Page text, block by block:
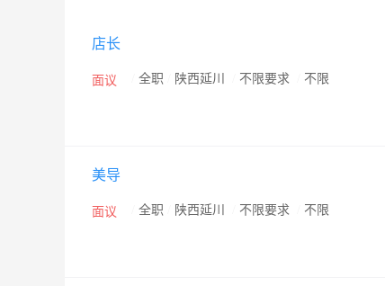
店长
面议 全职 陕西延川 不限要求 不限
美导
面议 全职 陕西延川 不限要求 不限